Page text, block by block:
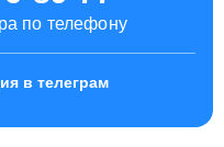
по телефону
в телеграм